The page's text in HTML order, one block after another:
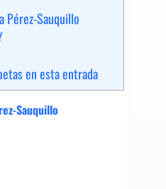
Pérez-Sauquillo
en esta entrada
Sauquillo